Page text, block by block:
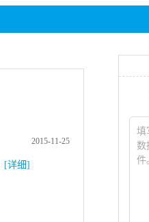
2015-11-25
[详细]